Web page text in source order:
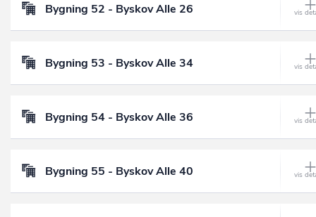
Bygning 52 - Byskov Alle 26
Bygning 53 - Byskov Alle 34
Bygning 54 - Byskov Alle 36
Bygning 55 - Byskov Alle 40